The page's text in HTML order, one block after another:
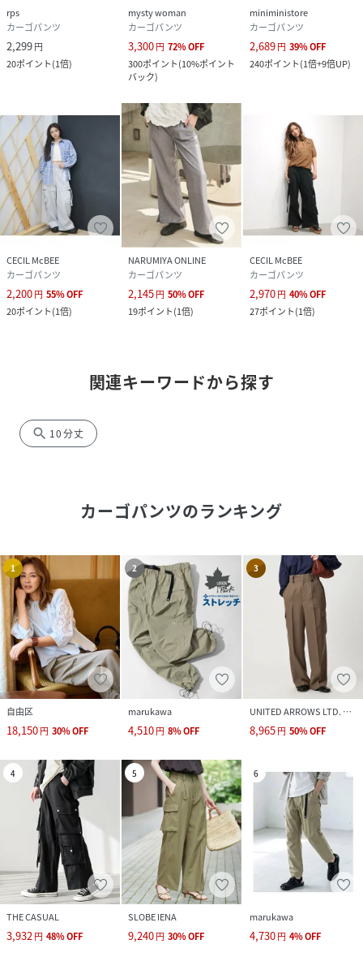
rps
カーゴパンツ
2,299円
20ポイント(1倍)
mysty woman
カーゴパンツ
3,300円 72%OFF
300ポイント(10%ポイント
バック)
miniministore
カーゴパンツ
2,689円 39%OFF
240ポイント(1倍+9倍UP)
CECIL McBEE
カーゴパンツ
2,200円 55%OFF
20ポイント(1倍)
NARUMIYA ONLINE
カーゴパンツ
2,145円 50%OFF
19ポイント(1倍)
CECIL McBEE
カーゴパンツ
2,970円 40%OFF
27ポイント(1倍)
関連キーワードから探す
search 10分丈
カーゴパンツのランキング
1
自由区
18,150円 30%OFF
2
marukawa
4,510円 8%OFF
3
UNITED ARROWS LTD. OUTLET
8,965円 50%OFF
4
THE CASUAL
3,932円 48%OFF
5
SLOBE IENA
9,240円 30%OFF
6
marukawa
4,730円 4%OFF